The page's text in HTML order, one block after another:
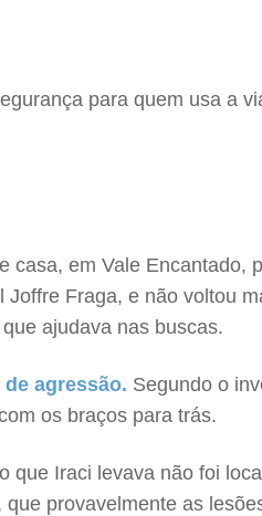
para quem usa a
em Vale
Fraga, e não voltou
ajudava nas buscas.
agressão. Segundo o
os braços para trás.
Iraci levava não foi
provavelmente as